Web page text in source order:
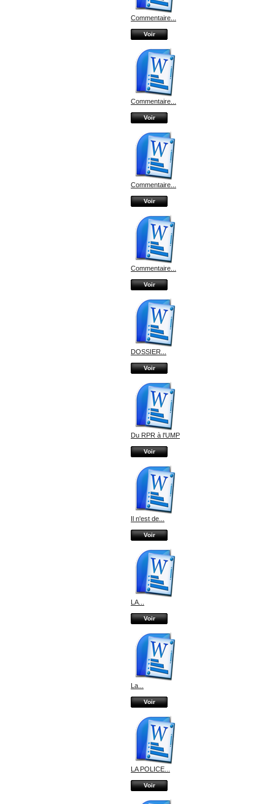
Commentaire...
Voir
Commentaire...
Voir
Commentaire...
Voir
Commentaire...
Voir
DOSSIER...
Voir
Du RPR à l'UMP
Voir
Il n'est de...
Voir
LA...
Voir
La...
Voir
LA POLICE...
Voir